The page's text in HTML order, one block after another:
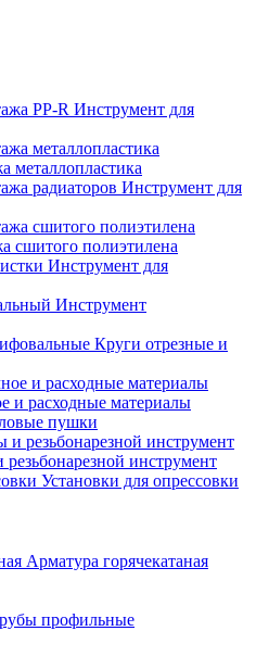
Инструмент для
металлопластика
Инструмент для
сшитого полиэтилена
Инструмент для
Инструмент
Круги отрезные и
и расходные материалы
пушки
инструмент
Установки для опрессовки
Арматура горячекатаная
профильные